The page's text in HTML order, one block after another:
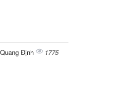
Định
1775